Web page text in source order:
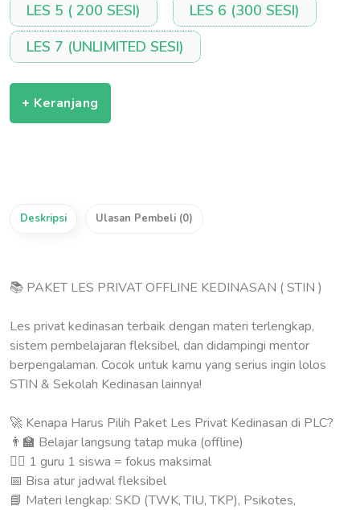
LES 5 ( 200 SESI)
LES 6 (300 SESI)
LES 7 (UNLIMITED SESI)
+ Keranjang
Deskripsi Ulasan Pembeli (0)
📚 PAKET LES PRIVAT OFFLINE KEDINASAN ( STIN )
Les privat kedinasan terbaik dengan materi terlengkap,
sistem pembelajaran fleksibel, dan didampingi mentor
berpengalaman. Cocok untuk kamu yang serius ingin lolos
STIN & Sekolah Kedinasan lainnya!
🚀 Kenapa Harus Pilih Paket Les Privat Kedinasan di PLC?
👨‍🏫 Belajar langsung tatap muka (offline)
🧍‍♂️ 1 guru 1 siswa = fokus maksimal
📅 Bisa atur jadwal fleksibel
📘 Materi lengkap: SKD (TWK, TIU, TKP), Psikotes,